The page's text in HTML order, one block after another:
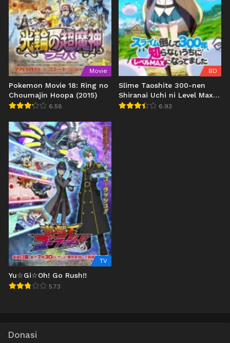
Movie
Pokemon Movie 18: Ring no
Choumajin Hoopa (2015)
6.58
BD
Slime Taoshite 300-nen
Shiranai Uchi ni Level Max
ni Nattemashita
6.93
TV
Yu☆Gi☆Oh! Go Rush!!
5.73
Donasi